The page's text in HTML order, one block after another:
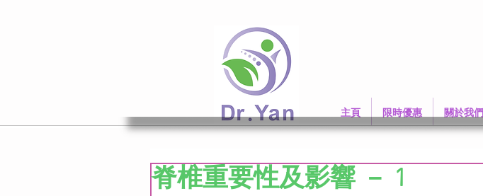
主頁 限時優惠 關於我們
脊椎重要性及影響 － 1